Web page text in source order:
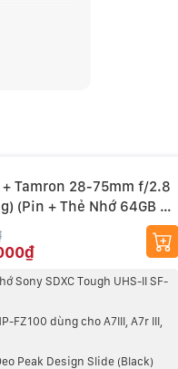
hệ
công
xa
Tamron 28-75mm f/2.8
(Pin + Thẻ Nhớ 64GB +
Vệ Sinh)
Sony SDXC Tough UHS-II SF-
FZ100 dùng cho A7III, A7r III,
Peak Design Slide (Black)